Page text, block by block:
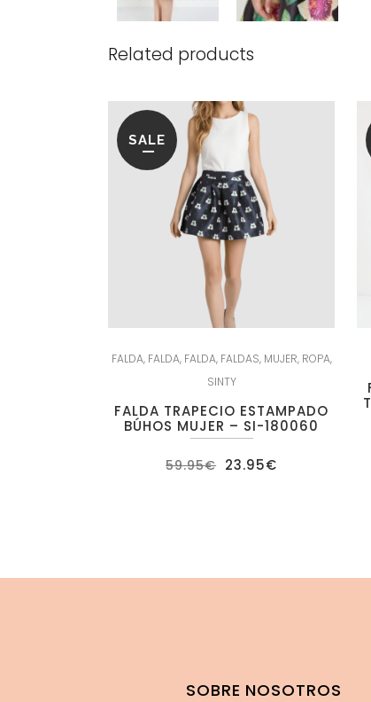
Related products
SALE
FALDA, FALDA, FALDA, FALDAS, MUJER, ROPA,
SINTY
FALDA TRAPECIO ESTAMPADO
BÚHOS MUJER – SI-180060
59.95€ El
precio
23.95€
SOBRE NOSOTROS